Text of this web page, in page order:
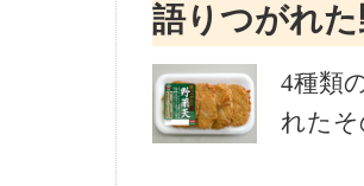
語りつがれ
4種類
れた